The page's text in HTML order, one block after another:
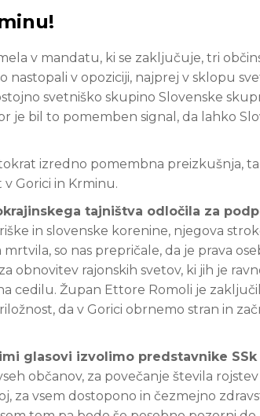
v mandatu, ki se zaključuje, tri
nastopali v opoziciji, najprej v sklopu
svetniško skupino Slovenske
je bil to pomemben signal, da lahko
izredno pomembna preizkušnja,
Gorici in Krminu.
tajništva odločila za
in slovenske korenine, njegova
so nas prepričale, da je prava
obnovitev rajonskih svetov, ki jih je
cedilu. Župan Ettore Romoli je
da v Gorici obrnemo stran in
glasovi izvolimo predstavnike SSk
občanov, za povečanje števila rojstev
za vsem dostopono in čezmejno